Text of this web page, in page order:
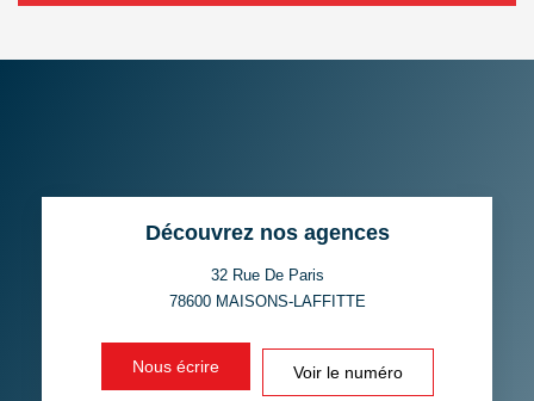
PART DES MÉNAGES SANS
VOITURE
ECOLES ET CRÈCHES
Découvrez nos agences
32 Rue De Paris
78600 MAISONS-LAFFITTE
Nous écrire Voir le numéro